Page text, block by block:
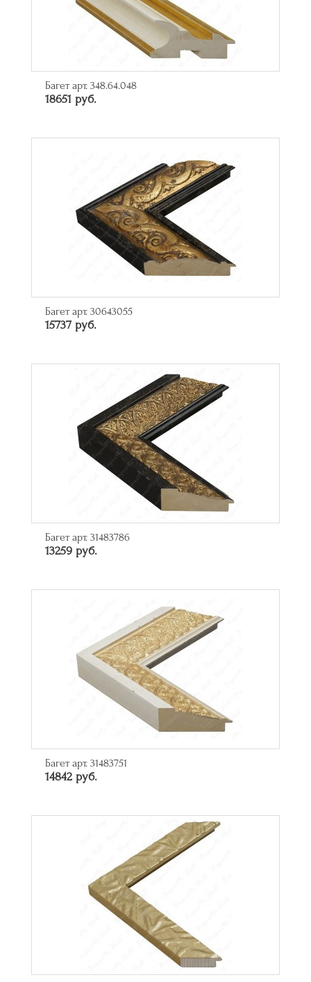
Багет арт. 348.64.048
18651 руб.
Багет арт. 30643055
15737 руб.
Багет арт. 31483786
13259 руб.
Багет арт. 31483751
14842 руб.